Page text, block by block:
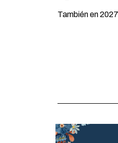
También en